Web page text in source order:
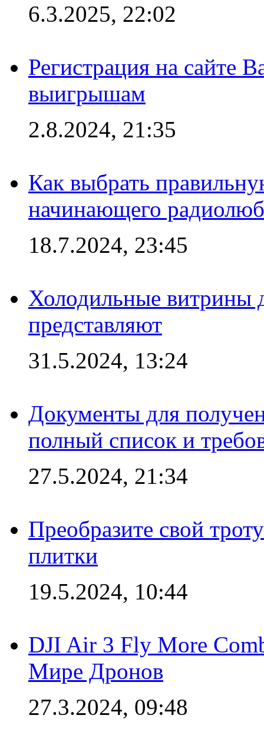
6.3.2025, 22:02
Регистрация на сайте
выигрышам
2.8.2024, 21:35
Как выбрать
начинающего
18.7.2024, 23:45
Холодильные витрины
представляют
31.5.2024, 13:24
Документы для
полный список и
27.5.2024, 21:34
Преобразите свой
плитки
19.5.2024, 10:44
DJI Air 3 Fly More
Мире Дронов
27.3.2024, 09:48